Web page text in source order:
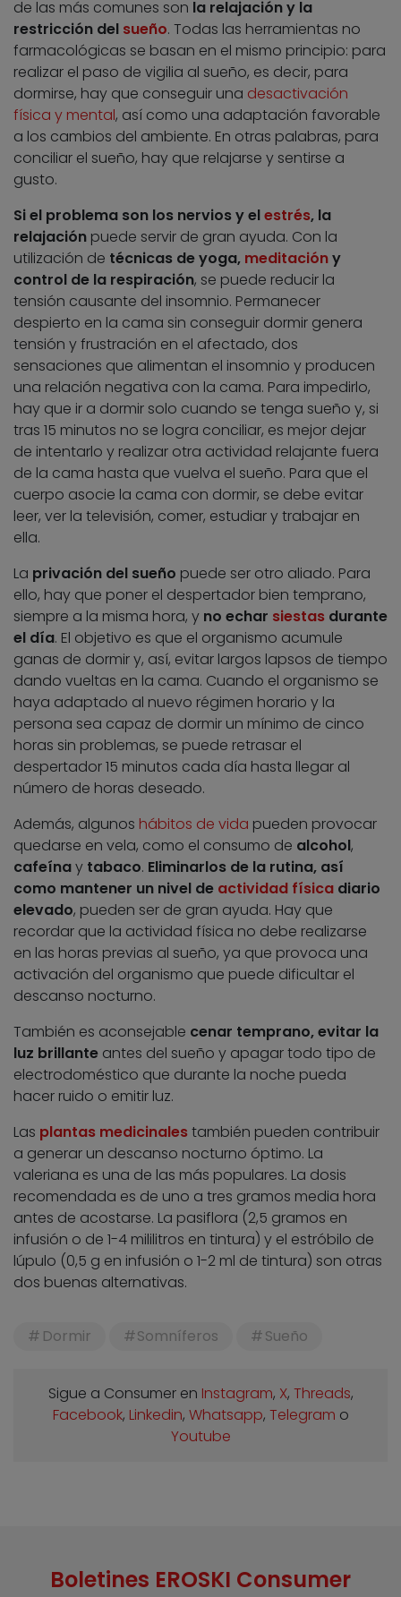
de las más comunes son la relajación y la
restricción del sueño. Todas las herramientas no
farmacológicas se basan en el mismo principio: para
realizar el paso de vigilia al sueño, es decir, para
dormirse, hay que conseguir una desactivación
física y mental, así como una adaptación favorable
a los cambios del ambiente. En otras palabras, para
conciliar el sueño, hay que relajarse y sentirse a
gusto.
Si el problema son los nervios y elestrés, la
relajación puede servir de gran ayuda. Con la
utilización de técnicas de yoga, meditacióny
control de la respiración, se puede reducir la
tensión causante del insomnio. Permanecer
despierto en la cama sin conseguir dormir genera
tensión y frustración en el afectado, dos
sensaciones que alimentan el insomnio y producen
una relación negativa con la cama. Para impedirlo,
hay que ir a dormir solo cuando se tenga sueño y, si
tras 15 minutos no se logra conciliar, es mejor dejar
de intentarlo y realizar otra actividad relajante fuera
de la cama hasta que vuelva el sueño. Para que el
cuerpo asocie la cama con dormir, se debe evitar
leer, ver la televisión, comer, estudiar y trabajar en
ella.
La privación del sueño puede ser otro aliado. Para
ello, hay que poner el despertador bien temprano,
siempre a la misma hora, y no echar siestas durante
el día. El objetivo es que el organismo acumule
ganas de dormir y, así, evitar largos lapsos de tiempo
dando vueltas en la cama. Cuando el organismo se
haya adaptado al nuevo régimen horario y la
persona sea capaz de dormir un mínimo de cinco
horas sin problemas, se puede retrasar el
despertador 15 minutos cada día hasta llegar al
número de horas deseado.
Además, algunos hábitos de vida pueden provocar
quedarse en vela, como el consumo de alcohol,
cafeínay tabaco. Eliminarlos de la rutina, así
como mantener un nivel de actividad física diario
elevado, pueden ser de gran ayuda. Hay que
recordar que la actividad física no debe realizarse
en las horas previas al sueño, ya que provoca una
activación del organismo que puede dificultar el
descanso nocturno.
También es aconsejable cenar temprano, evitar la
luz brillante antes del sueño y apagar todo tipo de
electrodoméstico que durante la noche pueda
hacer ruido o emitir luz.
Las plantas medicinalestambién pueden contribuir
a generar un descanso nocturno óptimo. La
valeriana es una de las más populares. La dosis
recomendada es de uno a tres gramos media hora
antes de acostarse. La pasiflora (2,5 gramos en
infusión o de 1-4 mililitros en tintura) y el estróbilo de
lúpulo (0,5 g en infusión o 1-2 ml de tintura) son otras
dos buenas alternativas.
Dormir Somníferos Sueño
Sigue a Consumer en Instagram, X, Threads,
Facebook, Linkedin, Whatsapp, Telegram o
Youtube
Boletines EROSKI Consumer